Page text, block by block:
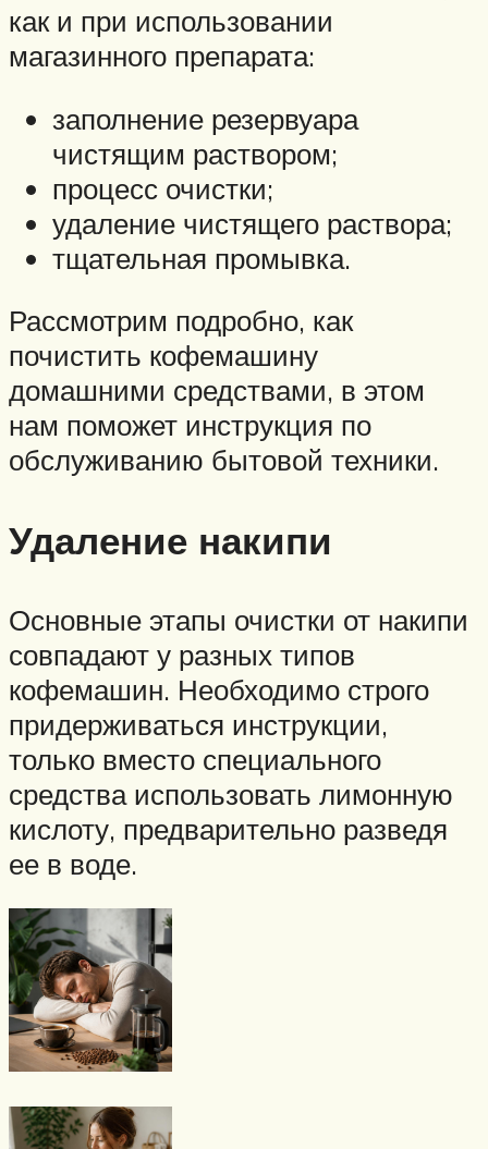
как и при использовании
магазинного препарата:
заполнение резервуара
чистящим раствором;
процесс очистки;
удаление чистящего раствора;
тщательная промывка.
Рассмотрим подробно, как
почистить кофемашину
домашними средствами, в этом
нам поможет инструкция по
обслуживанию бытовой техники.
Удаление накипи
Основные этапы очистки от накипи
совпадают у разных типов
кофемашин. Необходимо строго
придерживаться инструкции,
только вместо специального
средства использовать лимонную
кислоту, предварительно разведя
ее в воде.